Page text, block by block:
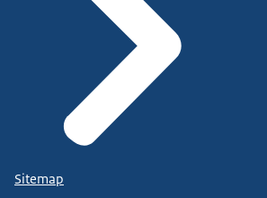
Sitemap